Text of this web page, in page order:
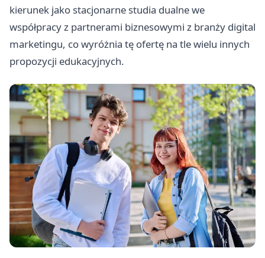
kierunek jako stacjonarne studia dualne we
współpracy z partnerami biznesowymi z branży digital
marketingu, co wyróżnia tę ofertę na tle wielu innych
propozycji edukacyjnych.